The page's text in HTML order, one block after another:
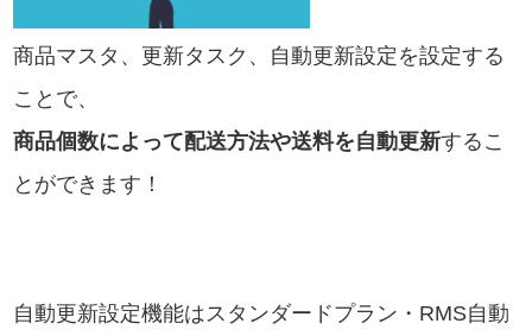
商品マスタ、更新タスク、自動更新設定を設定する
ことで、
商品個数によって配送方法や送料を自動更新するこ
とができます！
自動更新設定機能はスタンダードプラン・RMS自動